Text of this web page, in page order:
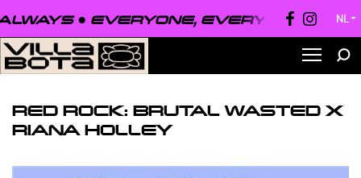
● EVERYONE, EVERYWHERE, NL ▼
RED ROCK: BRUTAL WASTED X
RIANA HOLLEY